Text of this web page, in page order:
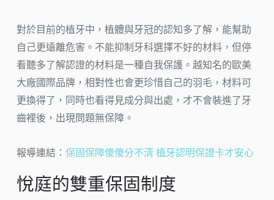
對於目前的植牙中，植體與牙冠的認知多了解，能幫助
自己更遠離危害。不能抑制牙科選擇不好的材料，但停
看聽多了解認證的材料是一種自我保護。越知名的歐美
大廠國際品牌，相對性也會更珍惜自己的羽毛，材料可
更換得了，同時也看得見成分與出處，才不會裝進了牙
齒裡後，出現問題無保障。
報導連結： 保固保障傻傻分不清 植牙認明保證卡才安心
悅庭的雙重保固制度